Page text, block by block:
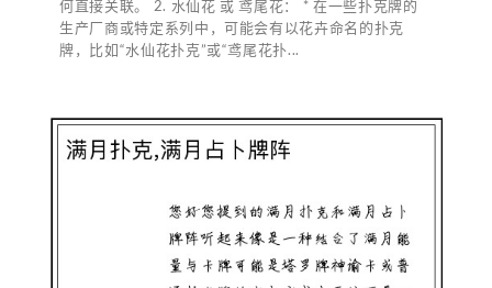
何直接关联。 2. 水仙花 或 鸢尾花： * 在一些扑克牌的
生产厂商或特定系列中，可能会有以花卉命名的扑克
牌，比如“水仙花扑克”或“鸢尾花扑...